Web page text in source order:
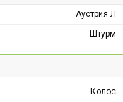
Аустрия Л
Штурм
Колос